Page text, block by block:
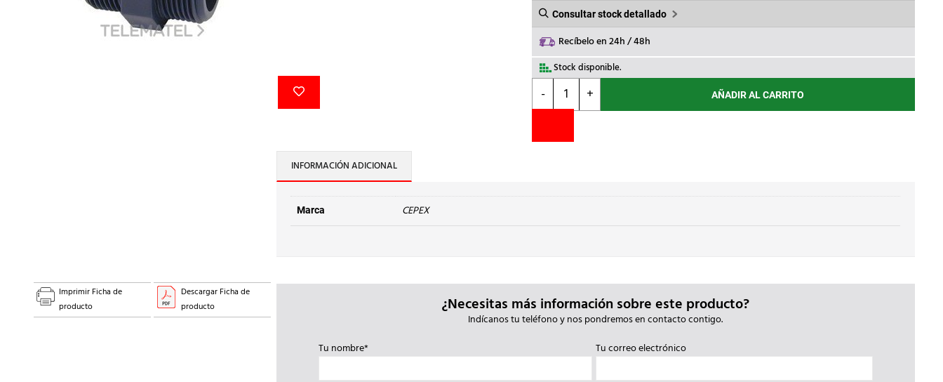
Consultar stock detallado
Recíbelo en 24h / 48h
Stock disponible.
-
CEPEX
MACHON
ROSCA
+ AÑADIR AL CARRITO
INFORMACIÓN ADICIONAL
Marca CEPEX
Imprimir Ficha de
producto
Descargar Ficha de
producto
¿Necesitas más información sobre este producto?
Indícanos tu teléfono y nos pondremos en contacto contigo.
Tu nombre*
Tu correo electrónico